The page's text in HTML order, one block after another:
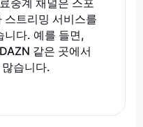
중계 채널은 스포
스트리밍 서비스를
니다. 예를 들면,
같은 곳에서
습니다.